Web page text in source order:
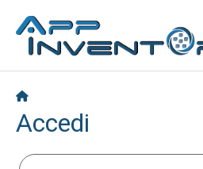
Accedi